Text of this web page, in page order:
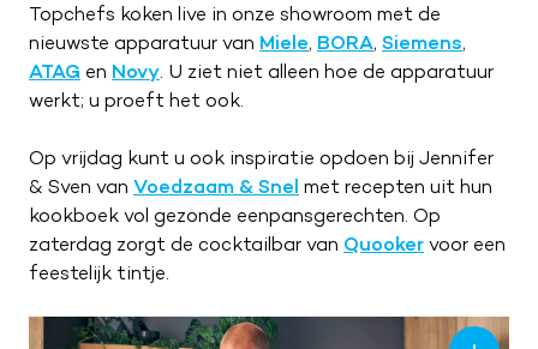
Topchefs koken live in onze showroom met de
nieuwste apparatuur van Miele, BORA, Siemens,
ATAG en Novy. U ziet niet alleen hoe de apparatuur
werkt; u proeft het ook.
Op vrijdag kunt u ook inspiratie opdoen bij Jennifer
& Sven van Voedzaam & Snel met recepten uit hun
kookboek vol gezonde eenpansgerechten. Op
zaterdag zorgt de cocktailbar van Quooker voor een
feestelijk tintje.